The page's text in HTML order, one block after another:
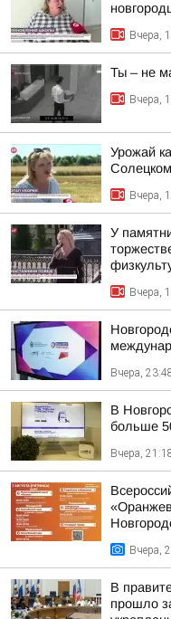
Вчера,
Ты – не
Вчера,
Урожай
Солецком
Вчера,
У
Вчера,
Вчера,
В
больше
Вчера,
Вчера,
В
прошло